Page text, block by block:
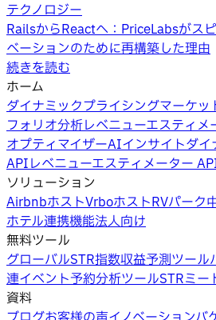
テクノロジー
RailsからReactへ：PriceLabsがス
ベーションのために再構築した理由
続きを読む
ホーム
ダイナミックプライシングマーケッ
フォリオ分析レベニューエスティメ
オプティマイザーAIインサイトダイ
APIレベニューエスティメーター
ソリューション
AirbnbホストVrboホストRVパーク
ホテル連携機能法人向け
無料ツール
グローバルSTR指数収益予測ツール
連イベント予約分析ツールSTRミー
資料